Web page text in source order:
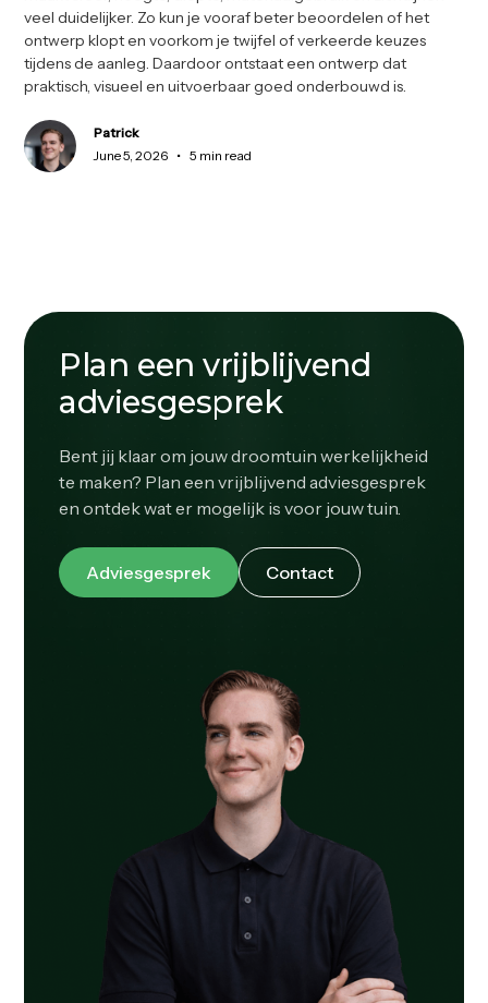
veel duidelijker. Zo kun je vooraf beter beoordelen of het
ontwerp klopt en voorkom je twijfel of verkeerde keuzes
tijdens de aanleg. Daardoor ontstaat een ontwerp dat
praktisch, visueel en uitvoerbaar goed onderbouwd is.
Patrick
June 5, 2026 • 5 min read
Plan een vrijblijvend
adviesgesprek
Bent jij klaar om jouw droomtuin werkelijkheid
te maken? Plan een vrijblijvend adviesgesprek
en ontdek wat er mogelijk is voor jouw tuin.
Adviesgesprek Contact